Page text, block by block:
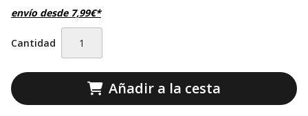
envío desde 7,99€*
Cantidad
Añadir a la cesta